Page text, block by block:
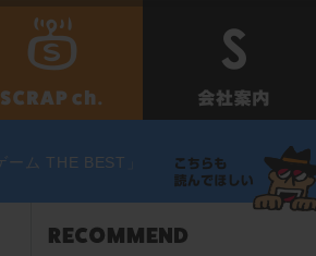
ム THE BEST」